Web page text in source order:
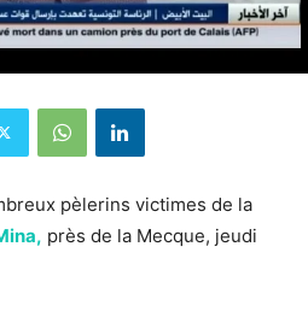
pèlerins victimes de la
près de la Mecque, jeudi